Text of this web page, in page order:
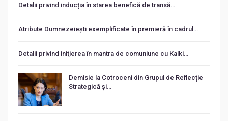
Detalii privind inducția în starea benefică de transă…
Atribute Dumnezeiești exemplificate în premieră în cadrul…
Detalii privind iniţierea în mantra de comuniune cu Kalki…
Demisie la Cotroceni din Grupul de Reflecție
Strategică și…